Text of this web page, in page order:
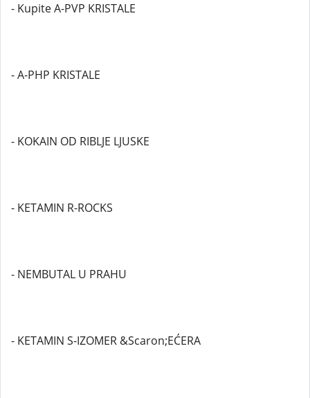
- Kupite A-PVP KRISTALE
- A-PHP KRISTALE
- KOKAIN OD RIBLJE LJUSKE
- KETAMIN R-ROCKS
- NEMBUTAL U PRAHU
- KETAMIN S-IZOMER &Scaron;EĆERA